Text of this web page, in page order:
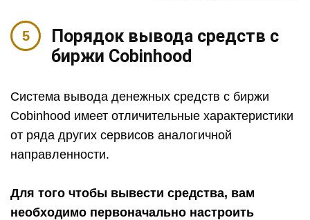
Порядок вывода средств с
биржи Cobinhood
Система вывода денежных средств с биржи
Cobinhood имеет отличительные характеристики
от ряда других сервисов аналогичной
направленности.
Для того чтобы вывести средства, вам
необходимо первоначально настроить